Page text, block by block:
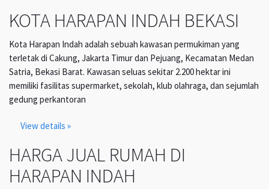
KOTA HARAPAN INDAH BEKASI
Kota Harapan Indah adalah sebuah kawasan permukiman yang
terletak di Cakung, Jakarta Timur dan Pejuang, Kecamatan Medan
Satria, Bekasi Barat. Kawasan seluas sekitar 2.200 hektar ini
memiliki fasilitas supermarket, sekolah, klub olahraga, dan sejumlah
gedung perkantoran
View details »
HARGA JUAL RUMAH DI
HARAPAN INDAH